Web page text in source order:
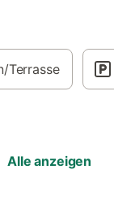
Terrasse
Alle anzeigen